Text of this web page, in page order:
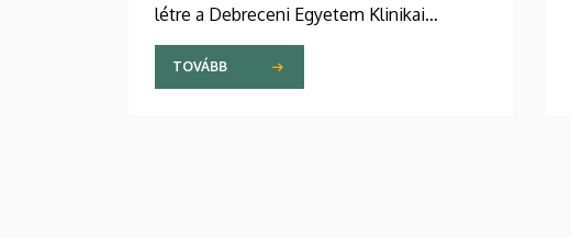
létre a Debreceni Egyetem Klinikai
Központ Kenézy Gyula Campusán. Az új
területet várhatóan augusztusban nyitják
meg a járművek előtt.
TOVÁBB